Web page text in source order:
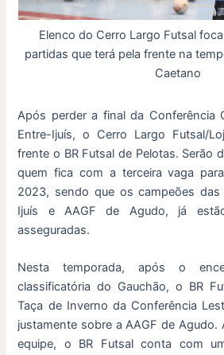
Elenco do Cerro Largo Futsal
partidas que terá pela frente na
Caetano
Após perder a final da Conferência
Entre-Ijuís, o Cerro Largo Futsal/
frente o BR Futsal de Pelotas. Serão
quem fica com a terceira vaga
2023, sendo que os campeões das
Ijuís e AAGF de Agudo, já
asseguradas.
Nesta temporada, após o
classificatória do Gauchão, o BR
Taça de Inverno da Conferência
justamente sobre a AAGF de Agudo.
equipe, o BR Futsal conta com